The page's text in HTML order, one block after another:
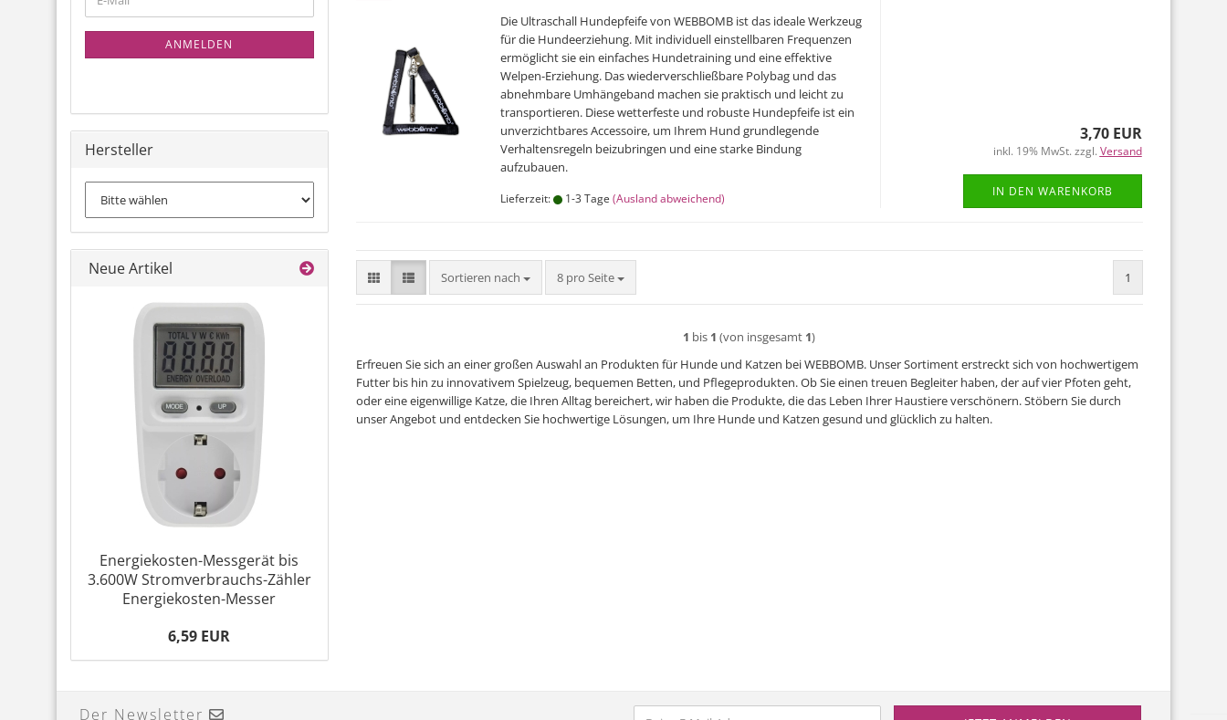
Die Ultraschall Hundepfeife von WEBBOMB ist das ideale Werkzeug
für die Hundeerziehung. Mit individuell einstellbaren Frequenzen
ermöglicht sie ein einfaches Hundetraining und eine effektive
Welpen-Erziehung. Das wiederverschließbare Polybag und das
abnehmbare Umhängeband machen sie praktisch und leicht zu
transportieren. Diese wetterfeste und robuste Hundepfeife ist ein
unverzichtbares Accessoire, um Ihrem Hund grundlegende
Verhaltensregeln beizubringen und eine starke Bindung
aufzubauen.
Lieferzeit: 1-3 Tage (Ausland abweichend)
3,70 EUR
inkl. 19% MwSt. zzgl. Versand
IN DEN WARENKORB
Sortieren nach
Sortieren nach 8 pro Seite
pro Seite 1
1 bis 1 (von insgesamt 1)
Erfreuen Sie sich an einer großen Auswahl an Produkten für Hunde und Katzen bei WEBBOMB. Unser Sortiment erstreckt sich von hochwertigem
Futter bis hin zu innovativem Spielzeug, bequemen Betten, und Pflegeprodukten. Ob Sie einen treuen Begleiter haben, der auf vier Pfoten geht,
oder eine eigenwillige Katze, die Ihren Alltag bereichert, wir haben die Produkte, die das Leben Ihrer Haustiere verschönern. Stöbern Sie durch
unser Angebot und entdecken Sie hochwertige Lösungen, um Ihre Hunde und Katzen gesund und glücklich zu halten.
ZUR
NEWSLETTER-
Mail
ANMELDEN
Hersteller
Neue Artikel
Energiekosten-Messgerät bis
3.600W Stromverbrauchs-Zähler
Energiekosten-Messer
6,59 EUR
Der Newsletter